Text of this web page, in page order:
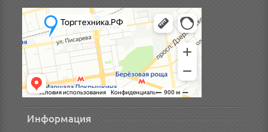
Информация